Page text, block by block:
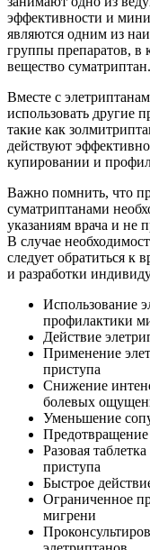
эффективности и
являются одним из
группы препаратов, в
вещество суматриптан.
Вместе с
использовать другие
такие как
действуют
купировании и
Важно помнить, что
суматриптанами
указаниям врача и не
В случае
следует обратиться к
и разработки
Использование
профилактики
Действие
Применение
приступа
Снижение
болевых
Уменьшение
Разовая
приступа
Быстрое
Ограниченное
мигрени